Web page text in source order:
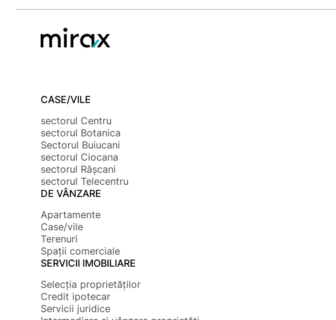
CASE/VILE
sectorul Centru
sectorul Botanica
Sectorul Buiucani
sectorul Ciocana
sectorul Râșcani
sectorul Telecentru
DE VÂNZARE
Apartamente
Case/vile
Terenuri
Spații comerciale
SERVICII IMOBILIARE
Selecția proprietăților
Credit ipotecar
Servicii juridice